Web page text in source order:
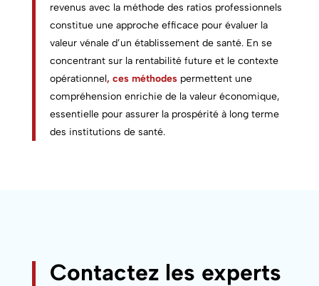
revenus avec la méthode des ratios professionnels
constitue une approche efficace pour évaluer la
valeur vénale d’un établissement de santé. En se
concentrant sur la rentabilité future et le contexte
opérationnel, ces méthodes permettent une
compréhension enrichie de la valeur économique,
essentielle pour assurer la prospérité à long terme
des institutions de santé.
Contactez les experts